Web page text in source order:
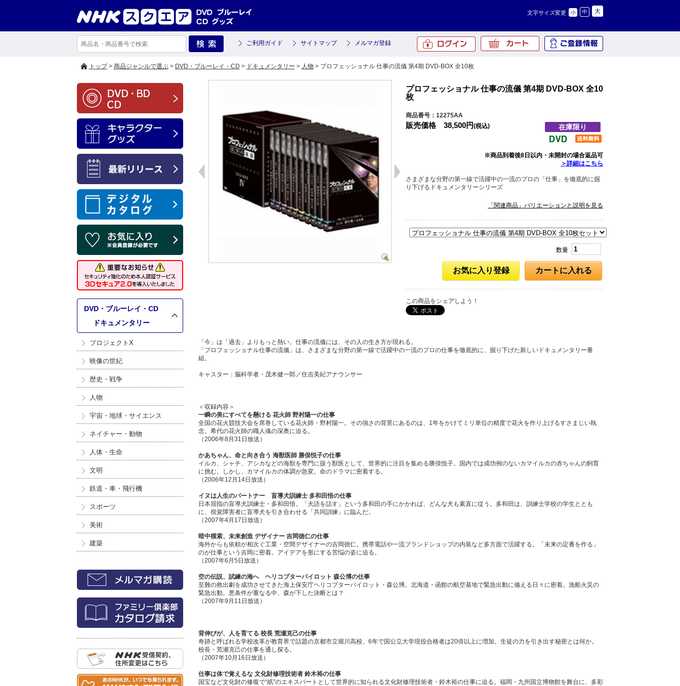
文字サイズ変更 小 中 大
ご利用ガイド サイトマップ メルマガ登録
トップ> 商品ジャンルで選ぶ> DVD・ブルーレイ・CD > ドキュメンタリー > 人物 > プロフェッショナル 仕事の流儀 第4期 DVD-BOX 全10枚
DVD・ブルーレイ・CD
ドキュメンタリー
プロジェクトX
映像の世紀
歴史・戦争
人物
宇宙・地球・サイエンス
ネイチャー・動物
人体・生命
文明
鉄道・車・飛行機
スポーツ
美術
建築
プロフェッショナル 仕事の流儀 第4期 DVD-BOX 全10
枚
商品番号：12275AA
販売価格 38,500円(税込) 在庫限り
※商品到着後8日以内・未開封の場合返品可
＞詳細はこちら
さまざまな分野の第一線で活躍中の一流のプロの「仕事」を徹底的に掘
り下げるドキュメンタリーシリーズ
「関連商品」バリエーションと説明を見る
数量
カートに入れる
お気に入り登録
この商品をシェアしよう！
「今」は「過去」よりもっと熱い。仕事の流儀には、その人の生き方が現れる。
「プロフェッショナル仕事の流儀」は、さまざまな分野の第一線で活躍中の一流のプロの仕事を徹底的に、掘り下げた新しいドキュメンタリー番
組。
キャスター：脳科学者・茂木健一郎／住吉美紀アナウンサー
＜収録内容＞
一瞬の美にすべてを懸ける 花火師 野村陽一の仕事
全国の花火競技大会を席巻している花火師・野村陽一。その強さの背景にあるのは、1年をかけてミリ単位の精度で花火を作り上げるすさまじい執
念。希代の花火師の職人魂の深奥に迫る。
（2006年8月31日放送）
かあちゃん、命と向き合う 海獣医師 勝俣悦子の仕事
イルカ、シャチ、アシカなどの海獣を専門に扱う獣医として、世界的に注目を集める勝俣悦子。国内では成功例のないカマイルカの赤ちゃんの飼育
に挑む。しかし、カマイルカの体調が急変。命のドラマに密着する。
（2006年12月14日放送）
イヌは人生のパートナー 盲導犬訓練士 多和田悟の仕事
日本屈指の盲導犬訓練士・多和田悟。「犬語を話す」という多和田の手にかかれば、どんな犬も素直に従う。多和田は、訓練士学校の学生ととも
に、視覚障害者に盲導犬を引き合わせる「共同訓練」に臨んだ。
（2007年4月17日放送）
暗中模索、未来創造 デザイナー 吉岡徳仁の仕事
海外からも依頼が相次ぐ工業・空間デザイナーの吉岡徳仁。携帯電話や一流ブランドショップの内装など多方面で活躍する。「未来の定番を作る」
のが仕事という吉岡に密着。アイデアを形にする苦悩の姿に迫る。
（2007年6月5日放送）
空の伝説、試練の海へ ヘリコプターパイロット 森公博の仕事
至難の救出劇を成功させてきた海上保安庁ヘリコプターパイロット・森公博。北海道・函館の航空基地で緊急出動に備える日々に密着。漁船火災の
緊急出動。悪条件が重なる中、森が下した決断とは？
（2007年9月11日放送）
背伸びが、人を育てる 校長 荒瀬克己の仕事
奇跡と呼ばれる学校改革が教育界で話題の京都市立堀川高校。6年で国公立大学現役合格者は20倍以上に増加。生徒の力を引き出す秘密とは何か。
校長・荒瀬克己の仕事を通し探る。
（2007年10月16日放送）
仕事は体で覚えるな 文化財修理技術者 鈴木裕の仕事
国宝など文化財の修復で“紙”のエキスパートとして世界的に知られる文化財修理技術者・鈴木裕の仕事に迫る。福岡・九州国立博物館を舞台に、多彩